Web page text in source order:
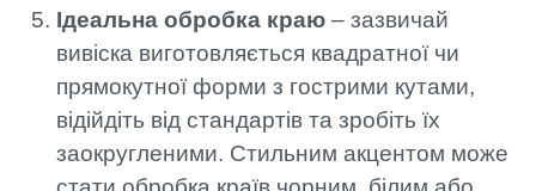
Ідеальна обробка краю – зазвичай
вивіска виготовляється квадратної чи
прямокутної форми з гострими кутами,
відійдіть від стандартів та зробіть їх
заокругленими. Стильним акцентом може